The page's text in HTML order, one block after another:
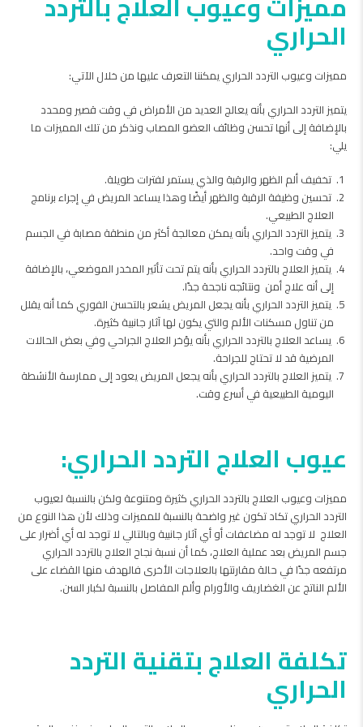
الحراري
مميزات وعيوب التردد الحراري يمكننا التعرف عليها من خلال الآتي:
يتميز التردد الحراري بأنه يعالج العديد من الأمراض في وقت قصير ومحدد
بالإضافة إلى أنها تحسن وظائف العضو المصاب ونذكر من تلك المميزات ما
يلي:
تخفيف ألم الظهر والرقبة والذي يستمر لفترات طويلة.
تحسين وظيفة الرقبة والظهر أيضًا وهذا يساعد المريض في إجراء برنامج
العلاج الطبيعي.
يتميز التردد الحراري بأنه يمكن معالجة أكثر من منطقة مصابة في الجسم
في وقت واحد.
يتميز العلاج بالتردد الحراري بأنه يتم تحت تأثير المخدر الموضعي، بالإضافة
إلى أنه علاج أمن ونتائجه ناجحة جدًا.
يتميز التردد الحراري بأنه يجعل المريض يشعر بالتحسن الفوري كما أنه يقلل
من تناول مسكنات الألم والتي يكون لها آثار جانبية كثيرة.
يساعد العلاج بالتردد الحراري بأنه يؤخر العلاج الجراحي وفي بعض الحالات
المرضية قد لا تحتاج للجراحة.
يتميز العلاج بالتردد الحراري بأنه يجعل المريض يعود إلى ممارسة الأنشطة
اليومية الطبيعية في أسرع وقت.
عيوب العلاج التردد الحراري:
مميزات وعيوب العلاج بالتردد الحراري كثيرة ومتنوعة ولكن بالنسبة لعيوب
التردد الحراري تكاد تكون غير واضحة بالنسبة للمميزات وذلك لأن هذا النوع من
العلاج لا توجد له مضاعفات أو أي آثار جانبية وبالتالي لا توجد له أي أضرار على
جسم المريض بعد عملية العلاج، كما أن نسبة نجاح العلاج بالتردد الحراري
مرتفعه جدًا في حالة مقارنتها بالعلاجات الأخرى فالهدف منها القضاء على
الألم الناتج عن الغضاريف والأورام وألم المفاصل بالنسبة لكبار السن.
تكلفة العلاج بتقنية التردد
الحراري